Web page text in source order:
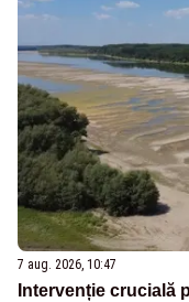
7 aug. 2026, 10:47
Intervenție crucială